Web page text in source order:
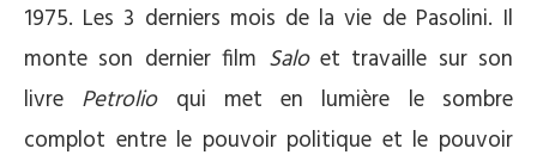
1975. Les 3 derniers mois de la vie de Pasolini. Il
monte son dernier film Saloet travaille sur son
livre Petrolioqui met en lumière le sombre
complot entre le pouvoir politique et le pouvoir